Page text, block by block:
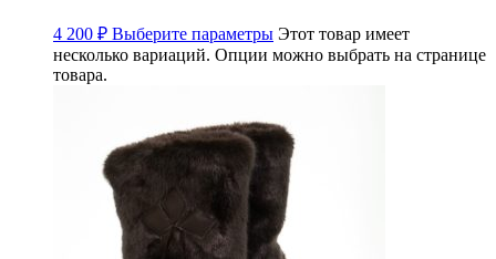
4 200 ₽ Выберите параметры Этот товар имеет
несколько вариаций. Опции можно выбрать на странице
товара.